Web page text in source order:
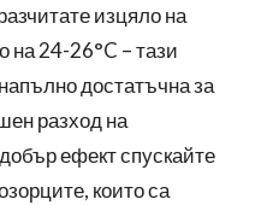
изцяло на
на 24-26°C – тази
достатъчна за
разход на
ефект спускайте
които са